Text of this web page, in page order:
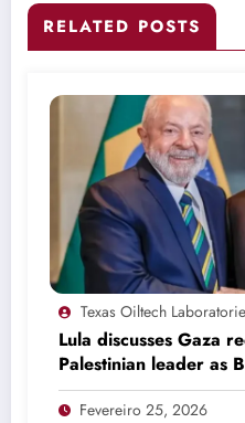
RELATED POSTS
Texas Oiltech
Lula discusses Gaza
Palestinian leader as
invitation
Fevereiro 25, 2026